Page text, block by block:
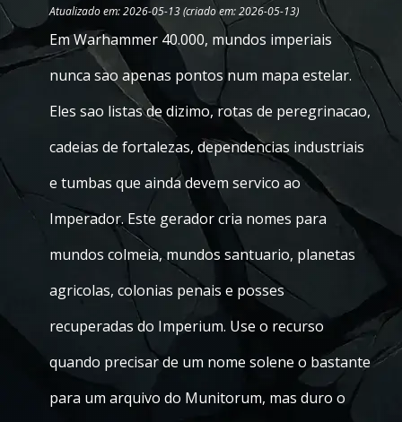
Atualizado em: 2026-05-13 (criado em: 2026-05-13)
Em Warhammer 40.000, mundos imperiais
nunca sao apenas pontos num mapa estelar.
Eles sao listas de dizimo, rotas de peregrinacao,
cadeias de fortalezas, dependencias industriais
e tumbas que ainda devem servico ao
Imperador. Este gerador cria nomes para
mundos colmeia, mundos santuario, planetas
agricolas, colonias penais e posses
recuperadas do Imperium. Use o recurso
quando precisar de um nome solene o bastante
para um arquivo do Munitorum, mas duro o